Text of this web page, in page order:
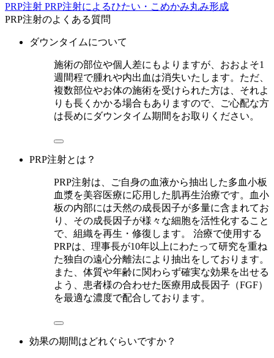
PRP注射 PRP注射によるひたい・こめかみ丸み形成
PRP注射のよくある質問
ダウンタイムについて
施術の部位や個人差にもよりますが、おおよそ1
週間程で腫れや内出血は消失いたします。ただ、
複数部位やお体の施術を受けられた方は、それよ
りも長くかかる場合もありますので、ご心配な方
は長めにダウンタイム期間をお取りください。
PRP注射とは？
PRP注射は、ご自身の血液から抽出した多血小板
血漿を美容医療に応用した肌再生治療です。血小
板の内部には天然の成長因子が多量に含まれてお
り、その成長因子が様々な細胞を活性化すること
で、組織を再生・修復します。 治療で使用する
PRPは、理事長が10年以上にわたって研究を重ね
た独自の遠心分離法により抽出をしております。
また、体質や年齢に関わらず確実な効果を出せる
よう、患者様の合わせた医療用成長因子（FGF）
を最適な濃度で配合しております。
効果の期間はどれぐらいですか？